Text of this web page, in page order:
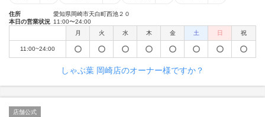
住所
愛知県岡崎市天白町西池２０
本日の営業状況 11:00〜24:00
月
火 水 木 金 土 日 祝
11:00~24:00
しゃぶ葉 岡崎店のオーナー様ですか？
店舗公式